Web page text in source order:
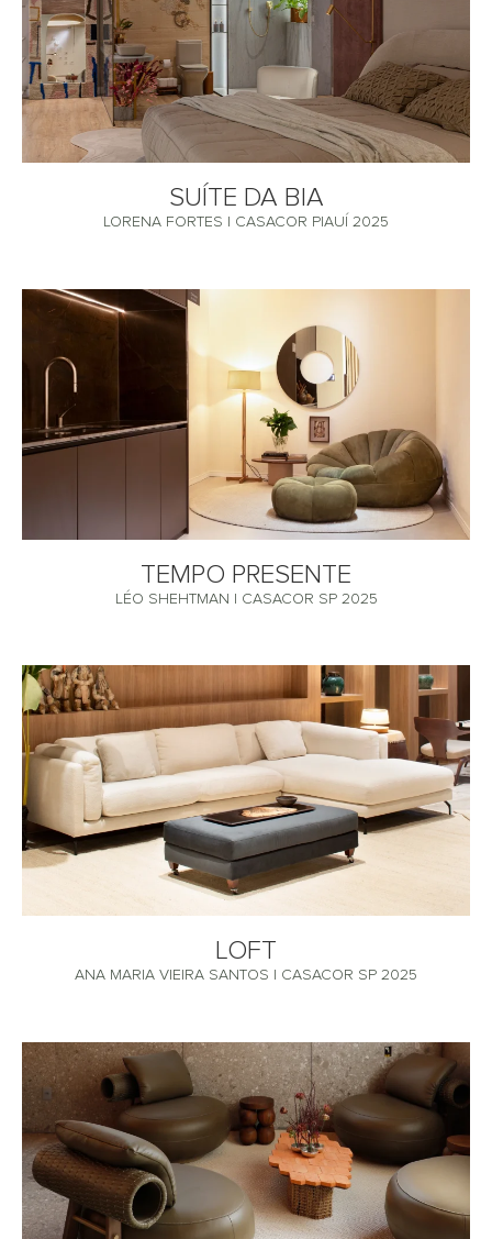
SUÍTE DA BIA
LORENA FORTES | CASACOR PIAUÍ 2025
TEMPO PRESENTE
LÉO SHEHTMAN | CASACOR SP 2025
LOFT
ANA MARIA VIEIRA SANTOS | CASACOR SP 2025